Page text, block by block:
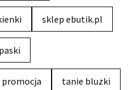
sklep ebutik.pl
tanie bluzki